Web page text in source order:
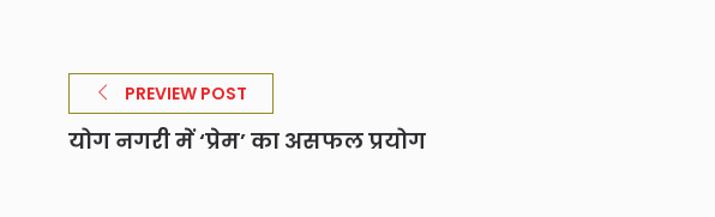
PREVIEW POST
योग नगरी में ‘प्रेम’ का असफल प्रयोग